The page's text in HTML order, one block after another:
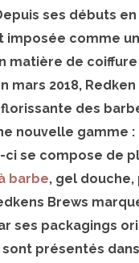
ses débuts en
imposée comme
matière de coiffure
mars 2018,
des
nouvelle gamme :
ci se compose de
barbe, gel
Brews
ses packagings
présentés